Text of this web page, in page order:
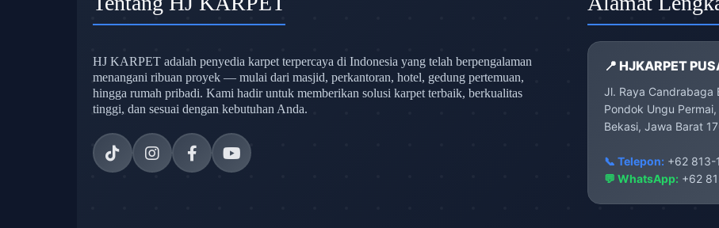
HJ KARPET adalah penyedia karpet terpercaya di Indonesia yang telah berpengalaman
menangani ribuan proyek — mulai dari masjid, perkantoran, hotel, gedung pertemuan,
hingga rumah pribadi. Kami hadir untuk memberikan solusi karpet terbaik, berkualitas
tinggi, dan sesuai dengan kebutuhan Anda.
📍 HJKARPET
Jl. Raya Candrabaga
Pondok Ungu
Bekasi, Jawa Barat
📞 Telepon:+62 813-
💬 WhatsApp: +62